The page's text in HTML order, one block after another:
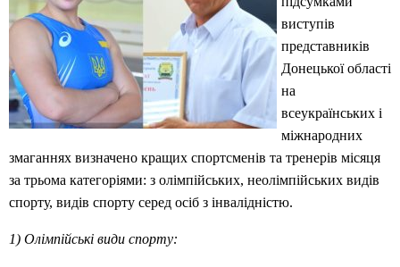
виступів
представників
Донецької області
на
всеукраїнських і
міжнародних
змаганнях визначено кращих спортсменів та тренерів місяця
за трьома категоріями: з олімпійських, неолімпійських видів
спорту, видів спорту серед осіб з інвалідністю.
1) Олімпійські види спорту: